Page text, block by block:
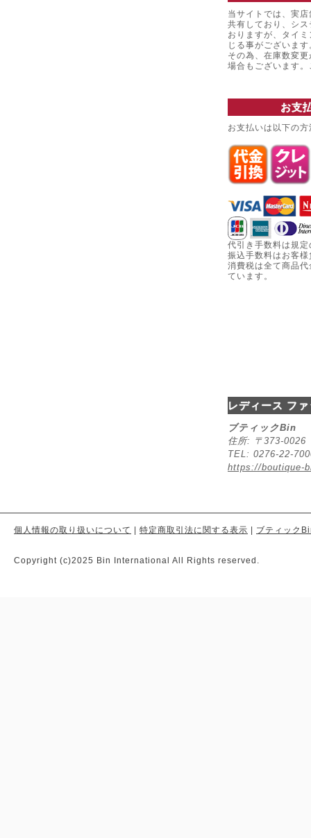
当サイトでは、実
共有しており、シ
おりますが、タイ
じる事がございます
その為、在庫数変
場合もございます
お支
お支払いは以下の
代引き手数料は規
振込手数料はお客
消費税は全て商品
ています。
レディース フ
ブティックBin
住所: 〒373-
TEL: 0276-22-
https://boutique-
個人情報の取り扱いについて 特定商取引法に関する表示 ブティック
Copyright (c)2025 Bin International All Rights reserved.